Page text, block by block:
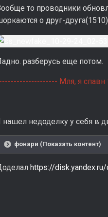
то проводники
о друг-друга(1510)
разберусь еще потом.
Мля, я спавн
нашел недоделку у себя в
фонари (Показать контент)
https://